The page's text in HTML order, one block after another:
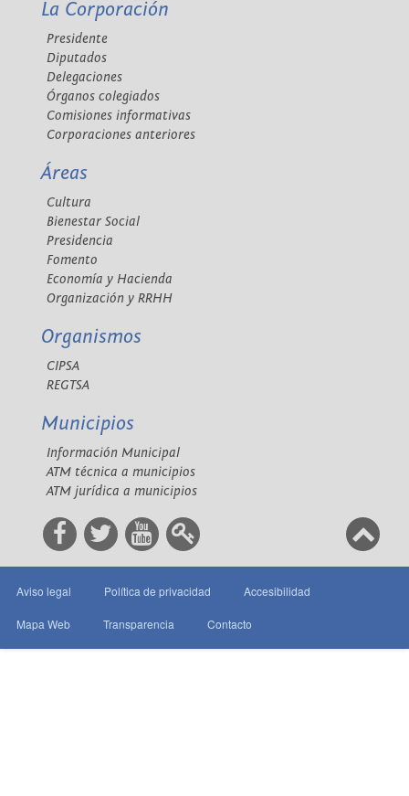
La Corporación
Presidente
Diputados
Delegaciones
Órganos colegiados
Comisiones informativas
Corporaciones anteriores
Áreas
Cultura
Bienestar Social
Presidencia
Fomento
Economía y Hacienda
Organización y RRHH
Organismos
CIPSA
REGTSA
Municipios
Información Municipal
ATM técnica a municipios
ATM jurídica a municipios
Aviso legal Política de privacidad Accesibilidad
Mapa Web Transparencia Contacto